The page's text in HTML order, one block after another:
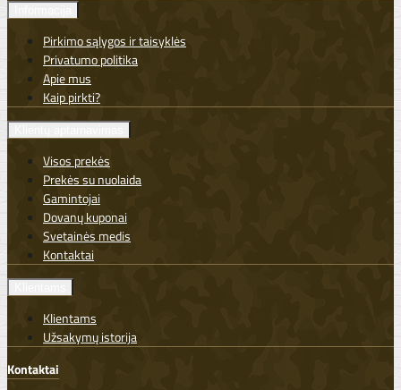
Pirkimo sąlygos ir taisyklės
Privatumo politika
Apie mus
Kaip pirkti?
Visos prekės
Prekės su nuolaida
Gamintojai
Dovanų kuponai
Svetainės medis
Kontaktai
Klientams
Užsakymų istorija
Kontaktai